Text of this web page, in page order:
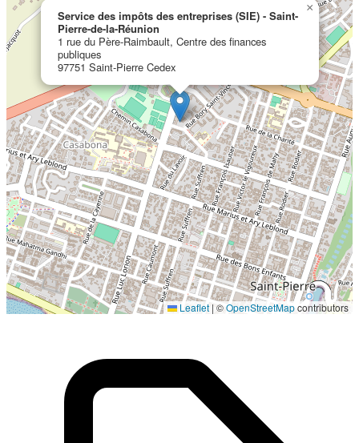
Localisation en cours...
Service des impôts des entreprises (SIE) - Saint-
Pierre-de-la-Réunion
1 rue du Père-Raimbault, Centre des finances
publiques
97751 Saint-Pierre Cedex
×
Leaflet | ©OpenStreetMapcontributors